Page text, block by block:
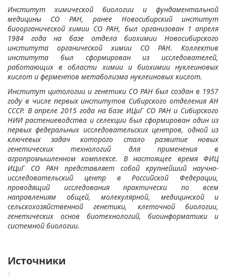
Институт химической биологии и фундаментальной
медицины СО РАН, ранее Новосибирский институт
биоорганической химии СО РАН, был организован 1 апреля
1984 года на базе отдела биохимии Новосибирского
института органической химии СО РАН. Коллектив
института был сформирован из исследователей,
работающих в области химии и биохимии нуклеиновых
кислот и ферментов метаболизма нуклеиновых кислот.
Институт цитологии и генетики СО РАН был создан в 1957
году в числе первых институтов Сибирского отделения АН
СССР. В апреле 2015 года на базе ИЦиГ СО РАН и Сибирского
НИИ растениеводства и селекции был сформирован один из
первых федеральных исследовательских центров, одной из
ключевых задач которого стало развитие новых
генетических технологий для применения в
агропромышленном комплексе. В настоящее время ФИЦ
ИЦиГ СО РАН представляет собой крупнейший научно-
исследовательский центр в Российской Федерации,
проводящий исследования практически по всем
направлениям общей, молекулярной, медицинской и
сельскохозяйственной генетики, клеточной биологии,
генетических основ биотехнологий, биоинформатики и
системной биологии.
Источники